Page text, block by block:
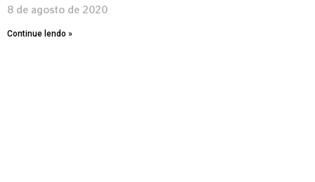
8 de agosto de 2020
Continue lendo »